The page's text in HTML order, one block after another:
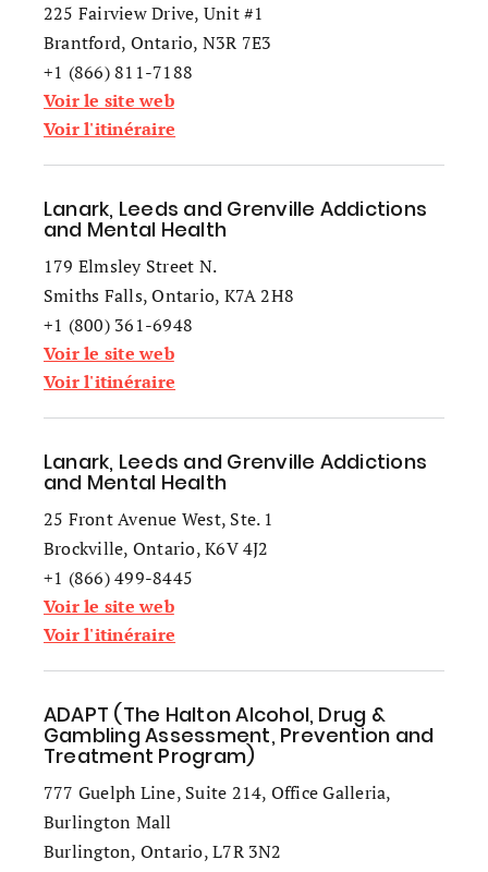
225 Fairview Drive, Unit #1
Brantford, Ontario, N3R 7E3
+1 (866) 811-7188
Voir le site web
Voir l'itinéraire
Lanark, Leeds and Grenville Addictions
and Mental Health
179 Elmsley Street N.
Smiths Falls, Ontario, K7A 2H8
+1 (800) 361-6948
Voir le site web
Voir l'itinéraire
Lanark, Leeds and Grenville Addictions
and Mental Health
25 Front Avenue West, Ste. 1
Brockville, Ontario, K6V 4J2
+1 (866) 499-8445
Voir le site web
Voir l'itinéraire
ADAPT (The Halton Alcohol, Drug &
Gambling Assessment, Prevention and
Treatment Program)
777 Guelph Line, Suite 214, Office Galleria,
Burlington Mall
Burlington, Ontario, L7R 3N2